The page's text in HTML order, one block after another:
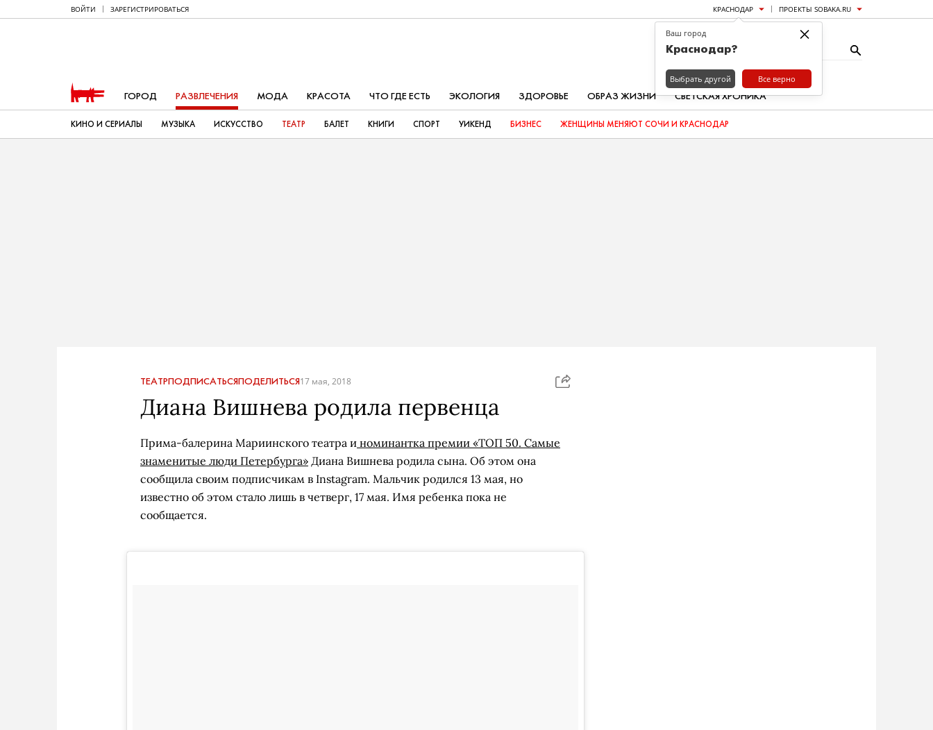
ВОЙТИ ЗАРЕГИСТРИРОВАТЬСЯ КРАСНОДАР ПРОЕКТЫ SOBAKA.RU
ГОРОД РАЗВЛЕЧЕНИЯ МОДА КРАСОТА ЧТО ГДЕ ЕСТЬ ЭКОЛОГИЯ ЗДОРОВЬЕ ОБРАЗ ЖИЗНИ СВЕТСКАЯ ХРОНИКА
КИНО И СЕРИАЛЫ МУЗЫКА ИСКУССТВО ТЕАТР БАЛЕТ КНИГИ СПОРТ УИКЕНД БИЗНЕС ЖЕНЩИНЫ МЕНЯЮТ СОЧИ И КРАСНОДАР
ТЕАТРПОДПИСАТЬСЯПОДЕЛИТЬСЯ17 мая, 2018
Диана Вишнева родила первенца
Прима-балерина Мариинского театра и номинантка премии «ТОП 50. Самые
знаменитые люди Петербурга» Диана Вишнева родила сына. Об этом она
сообщила своим подписчикам в Instagram. Мальчик родился 13 мая, но
известно об этом стало лишь в четверг, 17 мая. Имя ребенка пока не
сообщается.
×
Ваш город
Краснодар?
Выбрать другой Все верно